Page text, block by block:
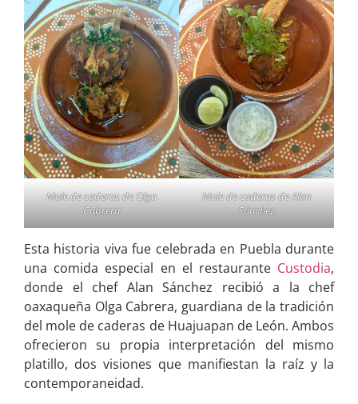
Mole de caderas de Olga
Cabrera
Mole de caderas de Alan
Sánchez
Esta historia viva fue celebrada en Puebla durante
una comida especial en el restaurante Custodia,
donde el chef Alan Sánchez recibió a la chef
oaxaqueña Olga Cabrera, guardiana de la tradición
del mole de caderas de Huajuapan de León. Ambos
ofrecieron su propia interpretación del mismo
platillo, dos visiones que manifiestan la raíz y la
contemporaneidad.